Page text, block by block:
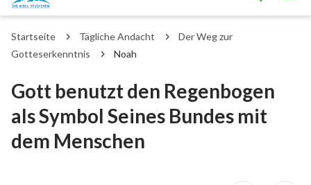
Startseite Tägliche Andacht
Der Weg zur
Gotteserkenntnis
Noah
Gott benutzt den Regenbogen
als Symbol Seines Bundes mit
dem Menschen